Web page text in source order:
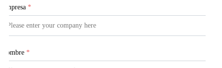
Empresa *
Nombre *